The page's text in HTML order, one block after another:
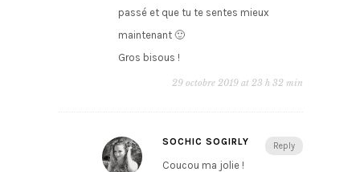
passé et que tu te sentes mieux
maintenant 🙂
Gros bisous !
29 octobre 2019 at 23 h 32 min
Reply
SOCHIC SOGIRLY
Coucou ma jolie !